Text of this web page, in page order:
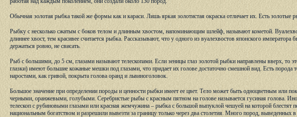
Обычная золотая рыбка такой же формы как и караси. Лишь яркая золотистая окраска отличает их. Есть золотые
Рыбку с несколько сжатым с боков телом и длинным хвостом, напоминающим шлейф, называют кометой.
длиннее хвост, тем красивее считается рыбка. Рассказывают, что у одного из вуалехвостов японского
держаться ровно, не свисать.
Рыб с большими, до 5 см, глазами называют телескопами. Если зеницы глаз золотой рыбки направлены вверх, то
глазки) имеют большие кожаные мешки под глазами, что придает их голове достаточно смешной вид. Есть порода
наростами, как гривой, покрыта голова оранд и львиноголовок.
Большое значение при определении породы и ценности рыбки имеет ее цвет. Тело может быть одноцветным или
черными, оранжевыми, голубыми. Серебристые рыбы с красным пятном на голове называется гусиная голова.
телескоп с рубиновыми глазами или красная жемчужина – рыбка с большой выпуклой чешуей на которой
национальным богатством и разрешили вывезти за границу только через два столетия. Много пород,